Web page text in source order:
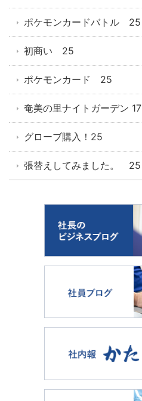
ポケモンカードバトル 25
初商い 25
ポケモンカード 25
奄美の里ナイトガーデン 17
グローブ購入！25
張替えしてみました。 25